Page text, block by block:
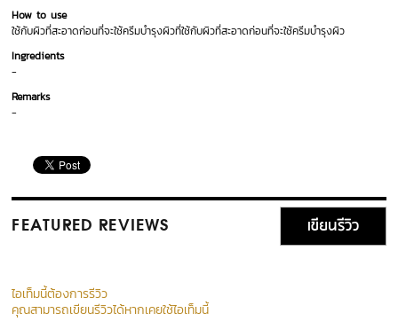
How to use
ใช้กับผิวที่สะอาดก่อนที่จะใช้ครีมบำรุงผิวที่ใช้กับผิวที่สะอาดก่อนที่จะใช้ครีมบำรุงผิว
Ingredients
-
Remarks
-
FEATURED REVIEWS เขียนรีวิว
ไอเท็มนี้ต้องการรีวิว
คุณสามารถเขียนรีวิวได้หากเคยใช้ไอเท็มนี้